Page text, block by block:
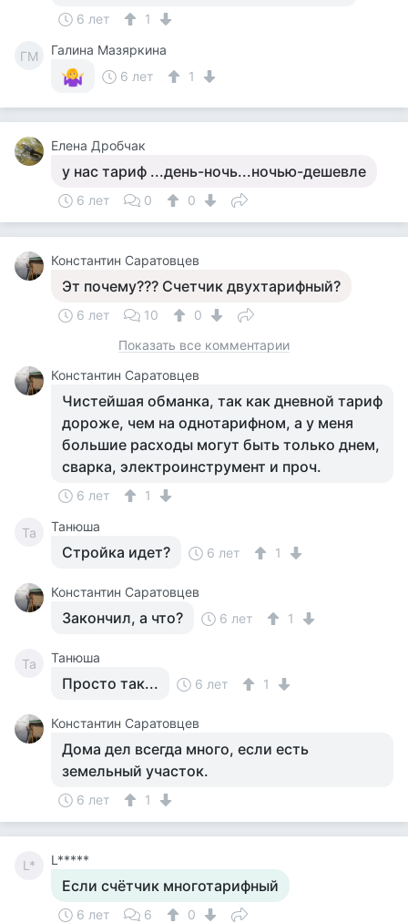
6 лет 1
ГМ
Галина Мазяркина
6 лет
1
Елена Дробчак
у нас тариф ...день-ночь...ночью-дешевле
6 лет 0 0
Константин Саратовцев
Эт почему??? Счетчик двухтарифный?
6 лет 10
0
Показать все комментарии
Константин Саратовцев
Чистейшая обманка, так как дневной тариф
дороже, чем на однотарифном, а у меня
большие расходы могут быть только днем,
сварка, электроинструмент и проч.
6 лет 1
Та Танюша
Стройка идет? 6 лет 1
Константин Саратовцев
Закончил, а что? 6 лет 1
Та Танюша
Просто так... 6 лет 1
Константин Саратовцев
Дома дел всегда много, если есть
земельный участок.
6 лет 1
L* L*****
Если счётчик многотарифный
6 лет 6 0